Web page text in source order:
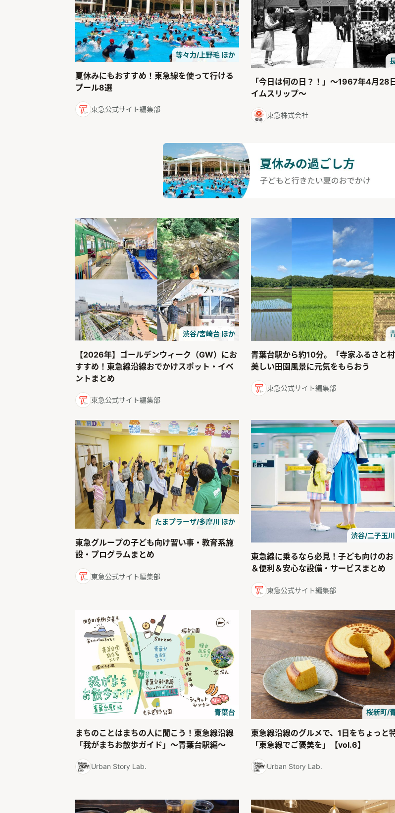
等々力/上野毛 ほか
夏休みにもおすすめ！東急線を使って行ける
プール8選
東急公式サイト編集部
「今日は何の日？！」～1967年4月28
イムスリップ～
東急株式会社
渋谷/宮崎台 ほか
【2026年】ゴールデンウィーク（GW）にお
すすめ！東急線沿線おでかけスポット・イベ
ントまとめ
東急公式サイト編集部
青葉台駅から約10分。「寺家ふるさと
美しい田園風景に元気をもらおう
東急公式サイト編集部
たまプラーザ/多摩川 ほか
東急グループの子ども向け習い事・教育系施
設・プログラムまとめ
東急公式サイト編集部
渋谷/二子玉
東急線に乗るなら必見！子ども向けのお
＆便利＆安心な設備・サービスまとめ
東急公式サイト編集部
青葉台
まちのことはまちの人に聞こう！東急線沿線
「我がまちお散歩ガイド」〜青葉台駅編〜
Urban Story Lab.
桜新町/
東急線沿線のグルメで、1日をちょっと
「東急線でご褒美を」【vol.6】
Urban Story Lab.